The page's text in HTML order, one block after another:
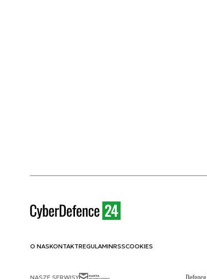
O NASKONTAKTREGULAMINRSSCOOKIES
NASZE SERWISY